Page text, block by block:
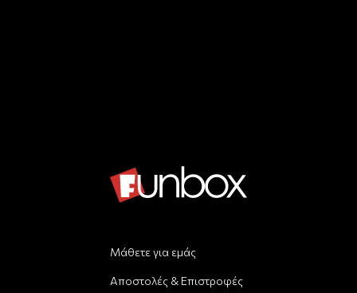
Μάθετε για εμάς
Αποστολές & Επιστροφές